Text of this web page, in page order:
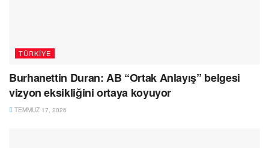
TÜRKIYE
Burhanettin Duran: AB “Ortak Anlayış” belgesi
vizyon eksikliğini ortaya koyuyor
TEMMUZ 17, 2026